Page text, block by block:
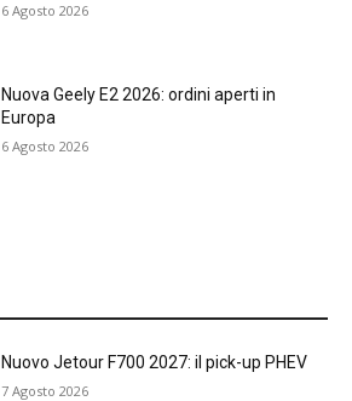
6 Agosto 2026
Nuova Geely E2 2026: ordini aperti in
Europa
6 Agosto 2026
Nuovo Jetour F700 2027: il pick-up PHEV
7 Agosto 2026